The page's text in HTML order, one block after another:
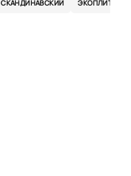
СКАНДИНАВСКИЙ ЭКОПЛИТА